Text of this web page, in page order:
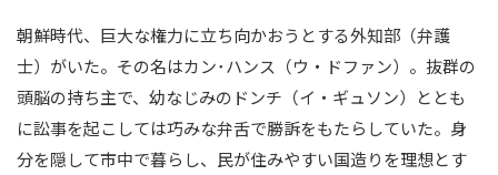
朝鮮時代、巨大な権力に立ち向かおうとする外知部（弁護
士）がいた。その名はカン･ハンス（ウ・ドファン）。抜群の
頭脳の持ち主で、幼なじみのドンチ（イ・ギュソン）ととも
に訟事を起こしては巧みな弁舌で勝訴をもたらしていた。身
分を隠して市中で暮らし、民が住みやすい国造りを理想とす